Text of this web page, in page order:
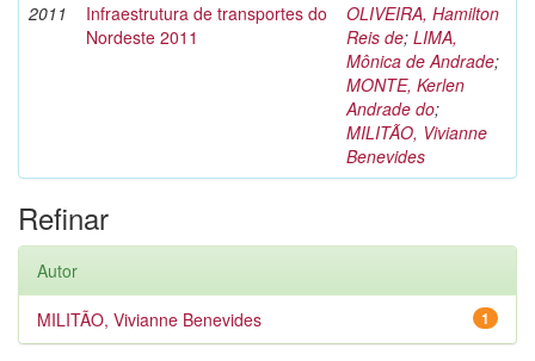
2011
Infraestrutura de transportes do
Nordeste 2011
OLIVEIRA, Hamilton
Reis de; LIMA,
Mônica de Andrade;
MONTE, Kerlen
Andrade do;
MILITÃO, Vivianne
Benevides
Refinar
Autor
1
MILITÃO, Vivianne Benevides